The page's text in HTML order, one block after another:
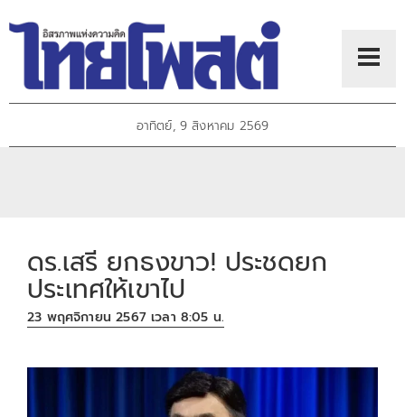
อาทิตย์, 9 สิงหาคม 2569
ดร.เสรี ยกธงขาว! ประชดยก
ประเทศให้เขาไป
23 พฤศจิกายน 2567 เวลา 8:05 น.